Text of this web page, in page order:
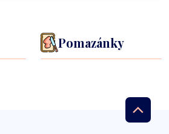
Pomazánky